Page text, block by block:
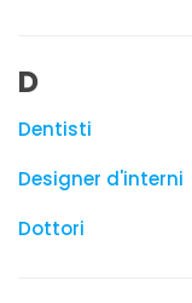
D
Dentisti
Designer d'interni
Dottori